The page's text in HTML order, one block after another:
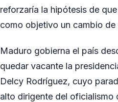
reforzaría la hipótesis de
como objetivo un cambio de
Maduro gobierna el país
quedar vacante la
Delcy Rodríguez, cuyo
alto dirigente del oficialismo